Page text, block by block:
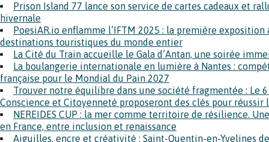
Prison Island 77 lance son service de cartes cadeaux et
hivernale
PoesiAR.io enflamme l’IFTM 2025 : la première
destinations touristiques du monde entier
La Cité du Train accueille le Gala d’Antan, une soirée
La boulangerie internationale en lumière à Nantes :
française pour le Mondial du Pain 2027
Trouver notre équilibre dans une société fragmentée : Le
Conscience et Citoyenneté proposeront des clés pour réussir
NEREIDES CUP : la mer comme territoire de résilience.
en France, entre inclusion et renaissance
Aiguilles, encre et créativité : Saint-Quentin-en-Yvelines